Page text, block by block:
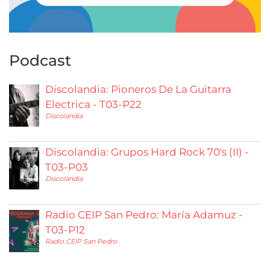
Podcast
Discolandia: Pioneros De La Guitarra
Electrica - T03-P22
Discolandia
Discolandia: Grupos Hard Rock 70's (II) -
T03-P03
Discolandia
Radio CEIP San Pedro: María Adamuz -
T03-P12
Radio CEIP San Pedro